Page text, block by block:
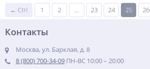
← Ctrl 1 2 ... 23 24 25 26
Контакты
Москва, ул. Барклая, д. 8
8 (800) 700-34-09 ПН-ВС 10:00 – 20:00